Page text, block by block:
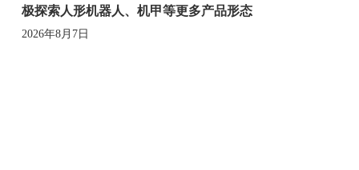
极探索人形机器人、机甲等更多产品形态
2026年8月7日